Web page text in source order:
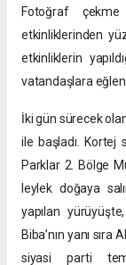
Fotoğraf
etkinliklerinden
etkinliklerin
vatandaşlara
İki gün sürecek
ile başladı. Kortej
Parklar 2. Bölge
leylek doğaya
yapılan
Biba’nın yanı
siyasi parti